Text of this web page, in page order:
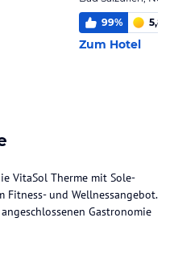
99% 5,8
Zum Hotel
VitaSol Therme mit Sole-
Fitness- und Wellnessangebot.
Gastronomie